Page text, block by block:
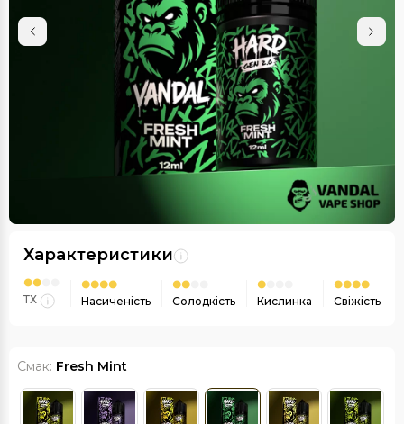
Характеристики
ТХ Насиченість Солодкість Кислинка Свіжість
Смак: Fresh Mint